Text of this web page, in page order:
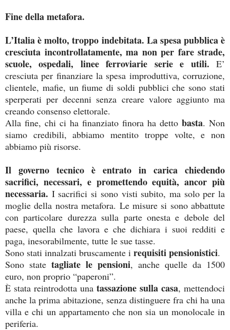
Fine della metafora.
L’Italia è molto, troppo indebitata. La spesa pubblica è
cresciuta incontrollatamente, ma non per fare strade,
scuole, ospedali, linee ferroviarie serie e utili. E’
cresciuta per finanziare la spesa improduttiva, corruzione,
clientele, mafie, un fiume di soldi pubblici che sono stati
sperperati per decenni senza creare valore aggiunto ma
creando consenso elettorale.
Alla fine, chi ci ha finanziato finora ha detto basta. Non
siamo credibili, abbiamo mentito troppe volte, e non
abbiamo più risorse.
Il governo tecnico è entrato in carica chiedendo
sacrifici, necessari, e promettendo equità, ancor più
necessaria. I sacrifici si sono visti subito, ma solo per la
moglie della nostra metafora. Le misure si sono abbattute
con particolare durezza sulla parte onesta e debole del
paese, quella che lavora e che dichiara i suoi redditi e
paga, inesorabilmente, tutte le sue tasse.
Sono stati innalzati bruscamente i requisiti pensionistici.
Sono state tagliate le pensioni, anche quelle da 1500
euro, non proprio “paperoni”.
È stata reintrodotta una tassazione sulla casa, mettendoci
anche la prima abitazione, senza distinguere fra chi ha una
villa e chi un appartamento che non sia un monolocale in
periferia.